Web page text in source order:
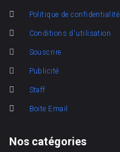
Politique de confidentialité
Conditions d'utilisation
Souscrire
Publicité
Staff
Boite Email
Nos catégories